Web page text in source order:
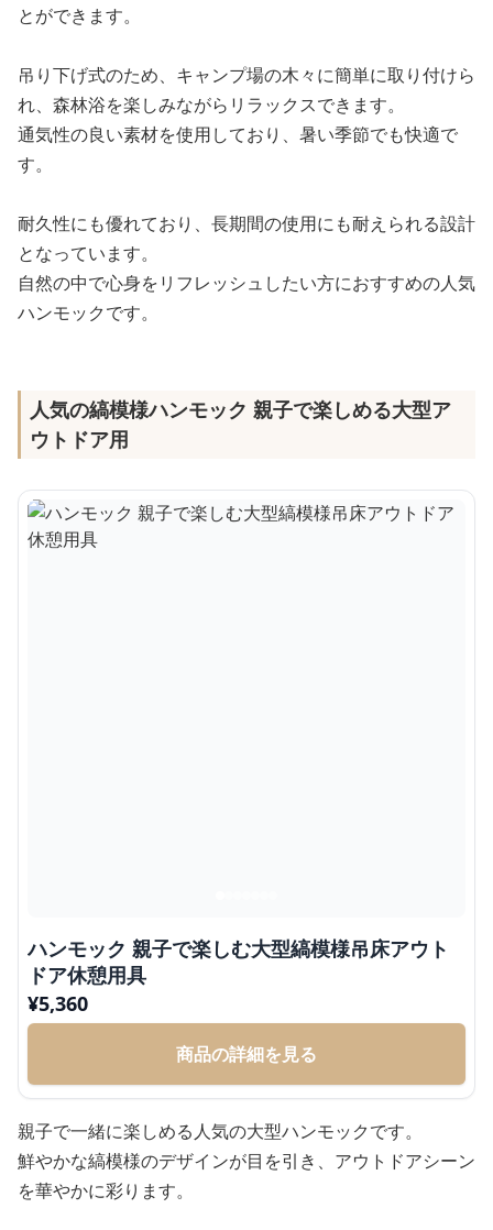
とができます。
吊り下げ式のため、キャンプ場の木々に簡単に取り付けら
れ、森林浴を楽しみながらリラックスできます。
通気性の良い素材を使用しており、暑い季節でも快適で
す。
耐久性にも優れており、長期間の使用にも耐えられる設計
となっています。
自然の中で心身をリフレッシュしたい方におすすめの人気
ハンモックです。
人気の縞模様ハンモック 親子で楽しめる大型ア
ウトドア用
ハンモック 親子で楽しむ大型縞模様吊床アウト
ドア休憩用具
¥5,360
商品の詳細を見る
親子で一緒に楽しめる人気の大型ハンモックです。
鮮やかな縞模様のデザインが目を引き、アウトドアシーン
を華やかに彩ります。